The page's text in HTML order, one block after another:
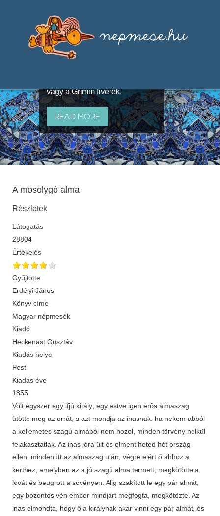
útján terjedő elbeszélésekből,
melyeket olyan ismert gyűjtők
állítottak össze, mint Benedek
vagy a Grimm fivérek.
READ MORE
A mosolygó alma
Részletek
Látogatás
28804
Értékelés
Gyűjtötte
Erdélyi János
Könyv címe
Magyar népmesék
Kiadó
Heckenast Gusztáv
Kiadás helye
Pest
Kiadás éve
1855
Volt egyszer egy ifjú király; egy estve igen erős almaszag
ütötte meg az orrát, s azt mondja az inasnak: ha nekem abból
a kellemetes szagú almából nem hozol, minden törvény nélkül
felakasztatlak. Az inas lóra ült és elment heted hét ország
ellen, mindenütt az almaszag után, végre elért ő ahhoz a
kerthez, amelyben az a jó szagú alma termett; megkötötte a
lovát és beugrott a sövényen. Alig szakított le egy pár almát,
egy bozontos vén ember mindjárt megfogta, megkötözte. Az
inas elmondta, hogy ő a királynak akar vinni egy pár almát, és